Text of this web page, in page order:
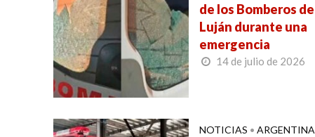
de los Bomberos de
Luján durante una
emergencia
14 de julio de 2026
NOTICIAS • ARGENTINA